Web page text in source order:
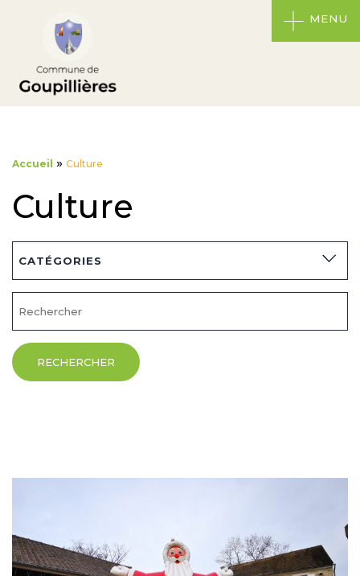
MENU
Accueil » Culture
Culture
CATÉGORIES
RECHERCHER